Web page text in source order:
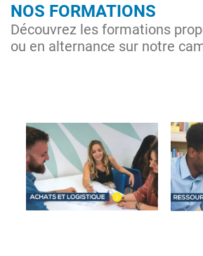
NOS FORMATIONS
Découvrez les formations
ou en alternance sur notre
Image